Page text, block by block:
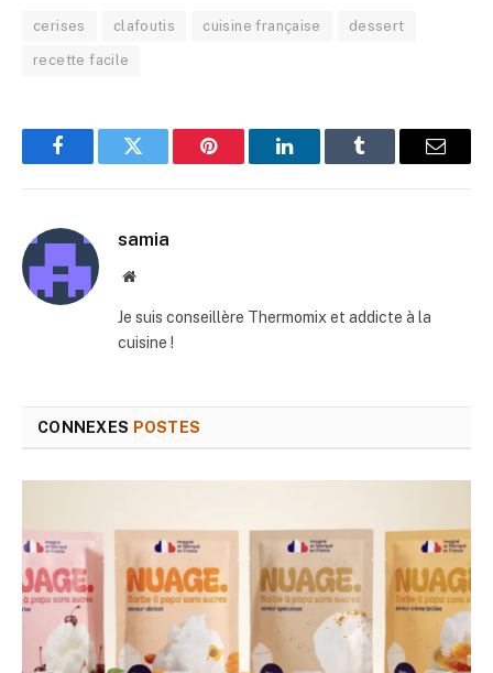
cerises clafoutis cuisine française dessert
recette facile
FacebookTwitter Pinterest LinkedInTumblr
E-
samia
Site
Je suis conseillère Thermomix et addicte à la
cuisine !
CONNEXES POSTES